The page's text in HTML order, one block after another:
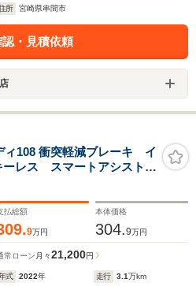
所
宮崎県串間市
・見積依頼
108 衝突軽減ブレーキ イ
ビ バックカメラ ETC
サー LEDヘッドライト
払総額
9万円
本体価格
304.9万円
常ローン 月々21,200円
式 2022年 走行 3.1万km